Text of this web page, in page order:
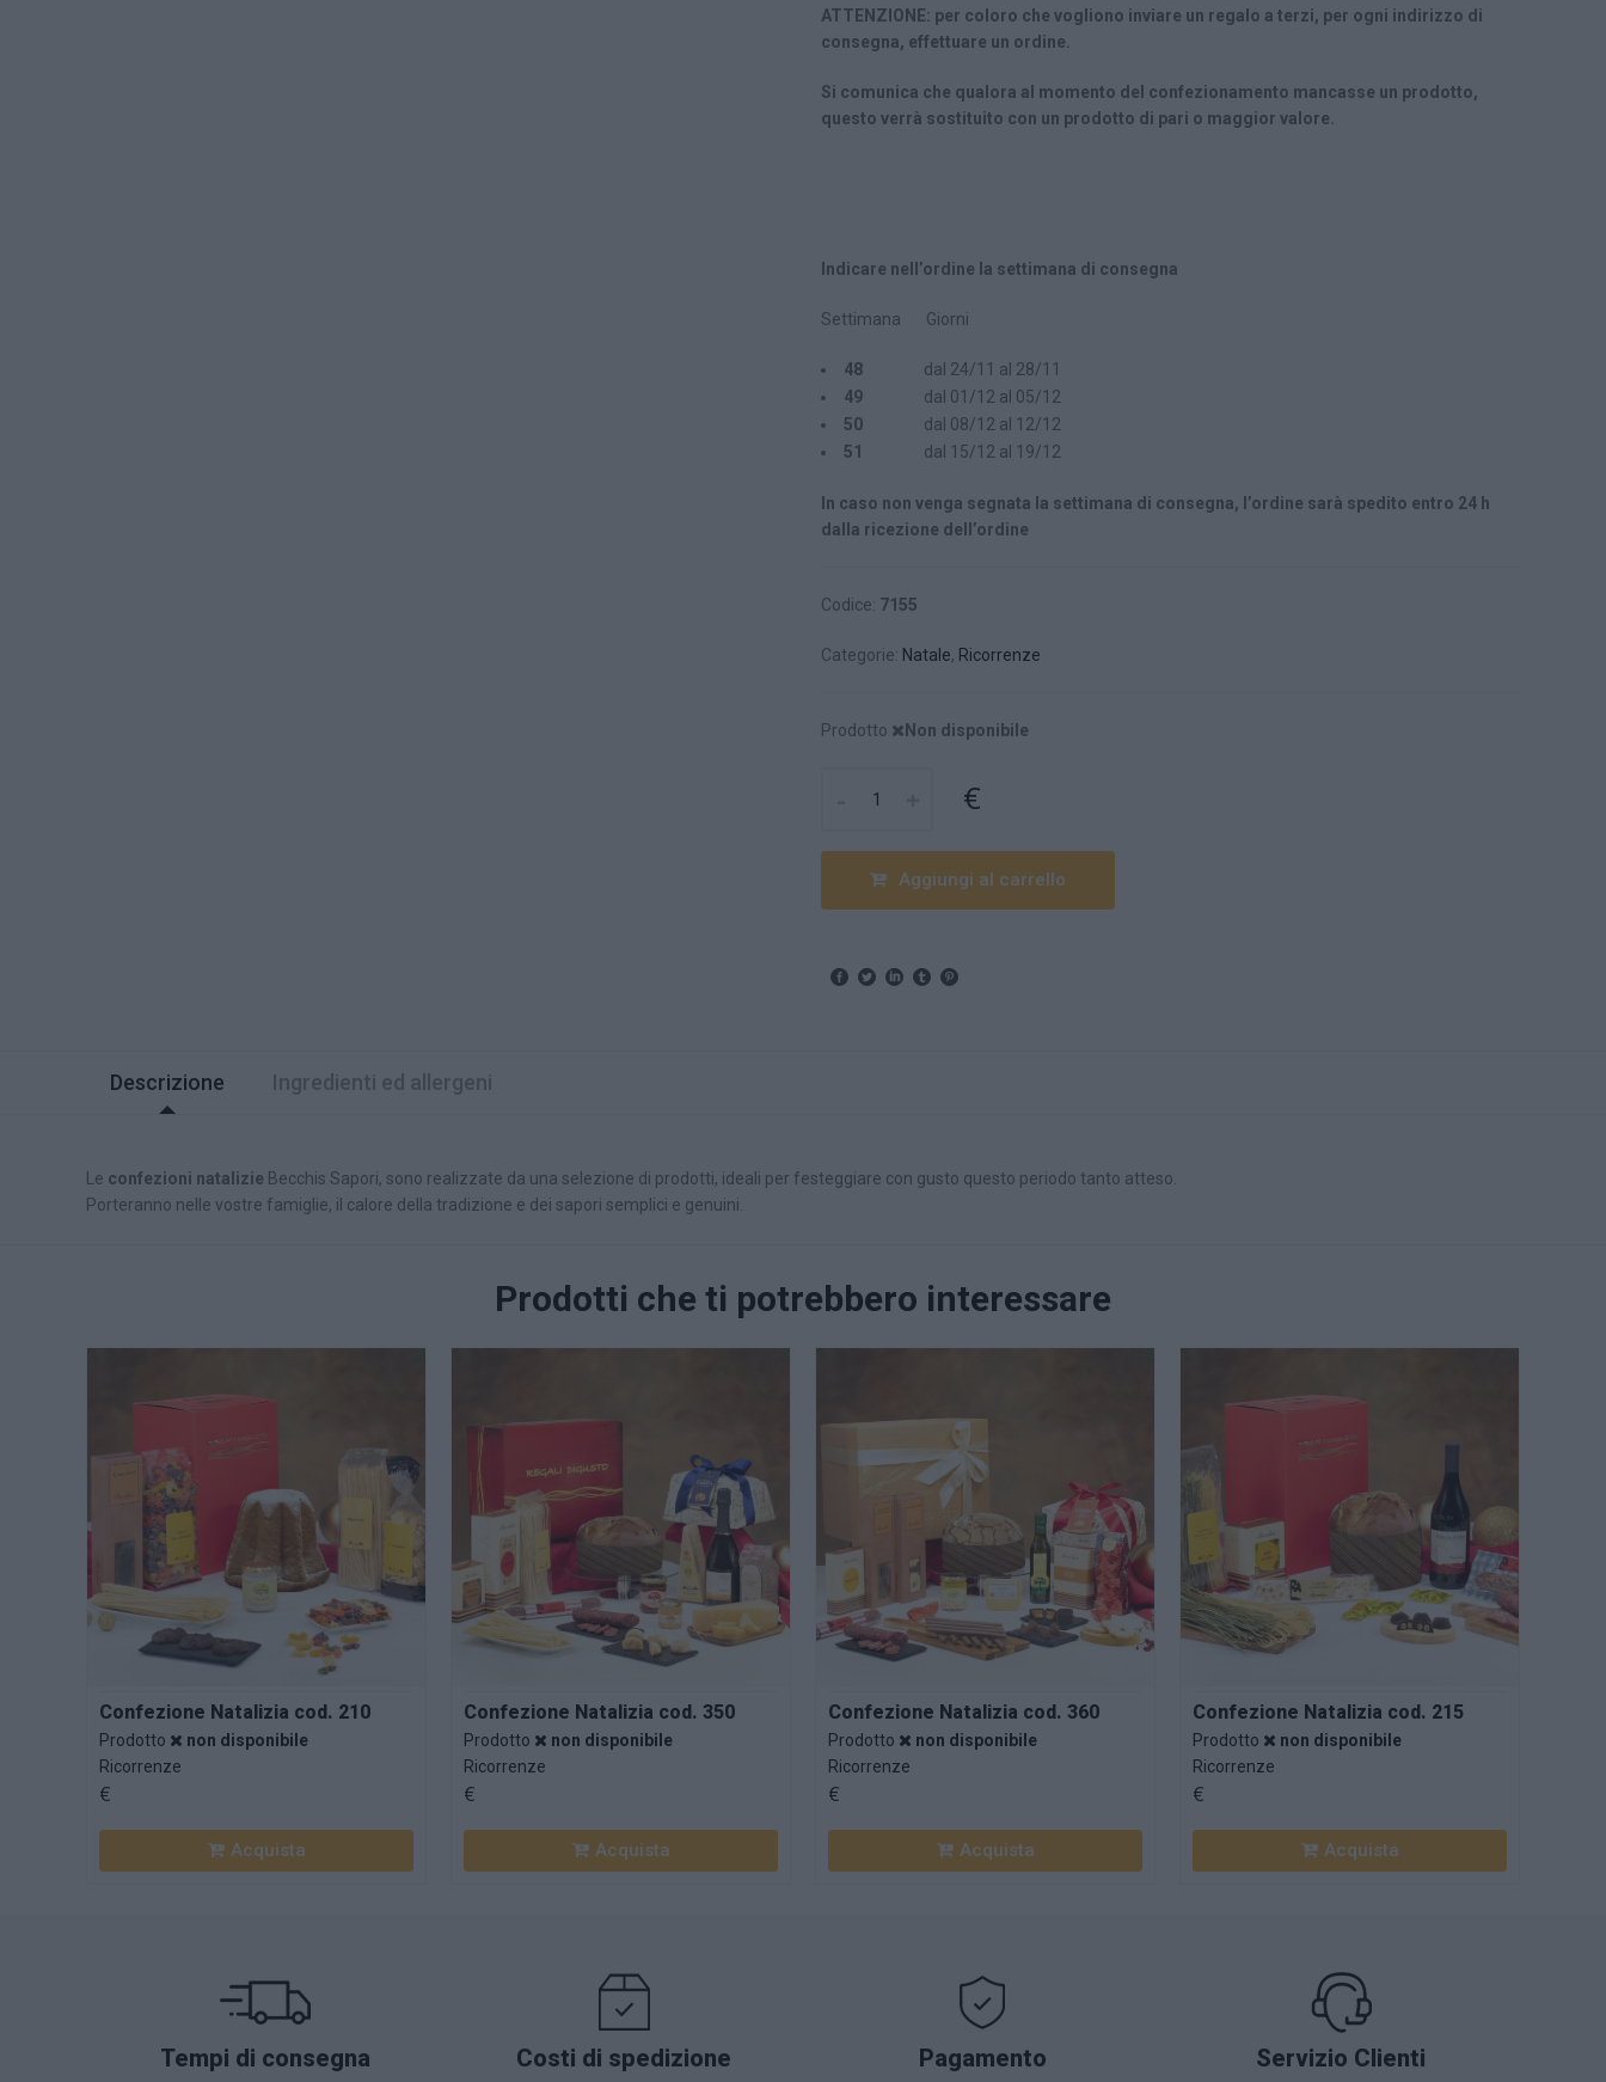
ATTENZIONE: per coloro che vogliono inviare un regalo a terzi, per ogni indirizzo di
consegna, effettuare un ordine.
Si comunica che qualora al momento del confezionamento mancasse un prodotto,
questo verrà sostituito con un prodotto di pari o maggior valore.
Indicare nell’ordine la settimana di consegna
Settimana Giorni
48 dal 24/11 al 28/11
49 dal 01/12 al 05/12
50 dal 08/12 al 12/12
51
dal 15/12 al 19/12
In caso non venga segnata la settimana di consegna, l’ordine sarà spedito entro 24 h
dalla ricezione dell’ordine
Codice: 7155
Categorie: Natale, Ricorrenze
Prodotto Non disponibile
€
Aggiungi al carrello
Descrizione Ingredienti ed allergeni
Le confezioni natalizie Becchis Sapori, sono realizzate da una selezione di prodotti, ideali per festeggiare con gusto questo periodo tanto atteso.
Porteranno nelle vostre famiglie, il calore della tradizione e dei sapori semplici e genuini.
Prodotti che ti potrebbero interessare
Confezione Natalizia cod. 210
Prodotto
non disponibile
Ricorrenze
€
Confezione Natalizia cod. 350
Prodotto
non disponibile
Ricorrenze
€
Confezione Natalizia cod. 360
Prodotto
non disponibile
Ricorrenze
€
Confezione Natalizia cod. 215
Prodotto
non disponibile
Ricorrenze
€
Tempi di consegna Costi di spedizione Pagamento Servizio Clienti